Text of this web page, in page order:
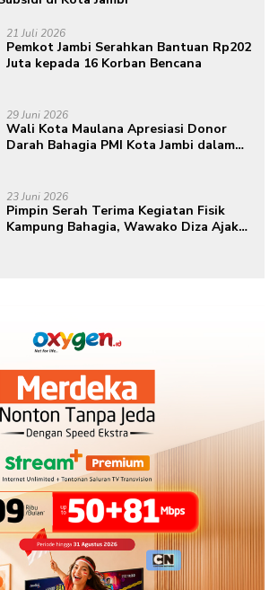
21 Juli 2026
Pemkot Jambi Serahkan Bantuan Rp202
Juta kepada 16 Korban Bencana
29 Juni 2026
Wali Kota Maulana Apresiasi Donor
Darah Bahagia PMI Kota Jambi dalam
23 Juni 2026
Pimpin Serah Terima Kegiatan Fisik
Kampung Bahagia, Wawako Diza Ajak